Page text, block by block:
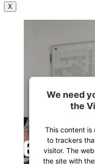
X
We need
the
This content
to trackers
visitor. The
the site with